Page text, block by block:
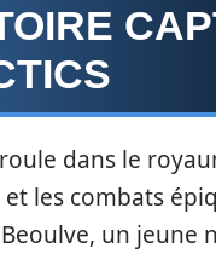
dans le
les combats
un jeune